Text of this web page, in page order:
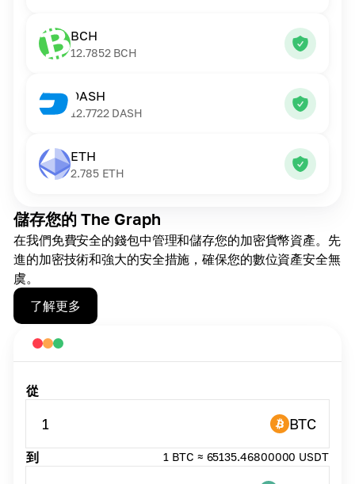
儲存您的 The Graph
在我們免費安全的錢包中管理和儲存您的加密貨幣資產。先
進的加密技術和強大的安全措施，確保您的數位資產安全無
虞。
了解更多
BCH
12.7852 BCH
DASH
12.7722 DASH
ETH
2.785 ETH
從
1 BTC
到 1 BTC ≈ 65135.46800000 USDT